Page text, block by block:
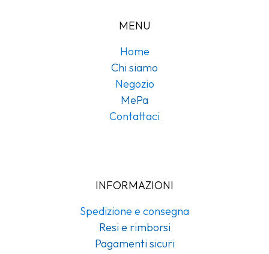
MENU
Home
Chi siamo
Negozio
MePa
Contattaci
INFORMAZIONI
Spedizione e consegna
Resi e rimborsi
Pagamenti sicuri